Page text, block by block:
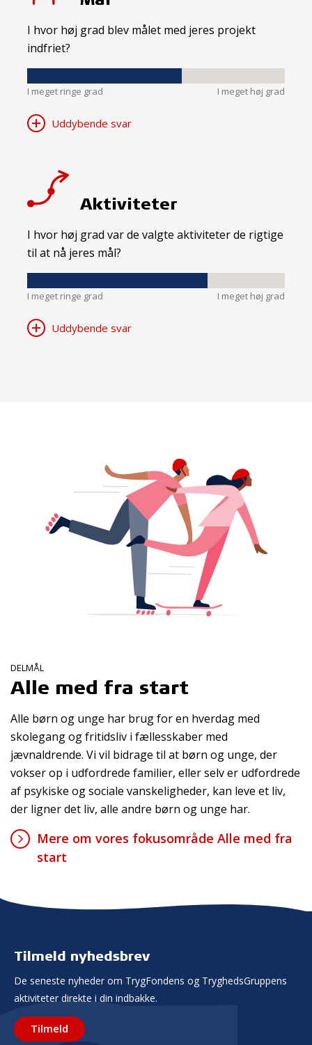
I hvor høj grad blev målet med jeres projekt
indfriet?
I meget ringe grad I meget høj grad
Uddybende svar
Aktiviteter
I hvor høj grad var de valgte aktiviteter de rigtige
til at nå jeres mål?
I meget ringe grad I meget høj grad
Uddybende svar
DELMÅL
Alle med fra start
Alle børn og unge har brug for en hverdag med
skolegang og fritidsliv i fællesskaber med
jævnaldrende. Vi vil bidrage til at børn og unge, der
vokser op i udfordrede familier, eller selv er udfordrede
af psykiske og sociale vanskeligheder, kan leve et liv,
der ligner det liv, alle andre børn og unge har.
Mere om vores fokusområde Alle med fra
start
Tilmeld nyhedsbrev
De seneste nyheder om TrygFondens og TryghedsGruppens
aktiviteter direkte i din indbakke.
Tilmeld